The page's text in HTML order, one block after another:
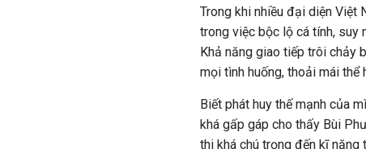
Trong khi nhiều đại diện Việt
trong việc bộc lộ cá tính, suy
Khả năng giao tiếp trôi chảy
mọi tình huống, thoải mái thể
Biết phát huy thế mạnh của
khá gấp gáp cho thấy Bùi
thi khá chú trọng đến kĩ năng